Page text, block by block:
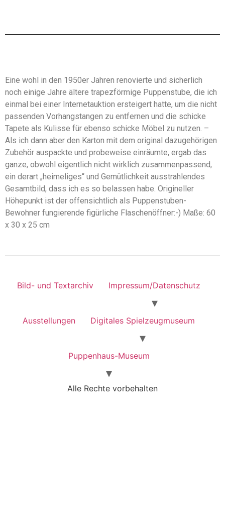
Eine wohl in den 1950er Jahren renovierte und sicherlich
noch einige Jahre ältere trapezförmige Puppenstube, die ich
einmal bei einer Internetauktion ersteigert hatte, um die nicht
passenden Vorhangstangen zu entfernen und die schicke
Tapete als Kulisse für ebenso schicke Möbel zu nutzen. –
Als ich dann aber den Karton mit dem original dazugehörigen
Zubehör auspackte und probeweise einräumte, ergab das
ganze, obwohl eigentlich nicht wirklich zusammenpassend,
ein derart „heimeliges“ und Gemütlichkeit ausstrahlendes
Gesamtbild, dass ich es so belassen habe. Origineller
Höhepunkt ist der offensichtlich als Puppenstuben-
Bewohner fungierende figürliche Flaschenöffner:-) Maße: 60
x 30 x 25 cm
Bild- und Textarchiv Impressum/Datenschutz
Ausstellungen Digitales Spielzeugmuseum
Puppenhaus-Museum
Alle Rechte vorbehalten